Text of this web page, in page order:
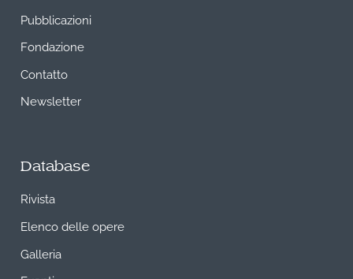
Pubblicazioni
Fondazione
Contatto
Newsletter
Database
Rivista
Elenco delle opere
Galleria